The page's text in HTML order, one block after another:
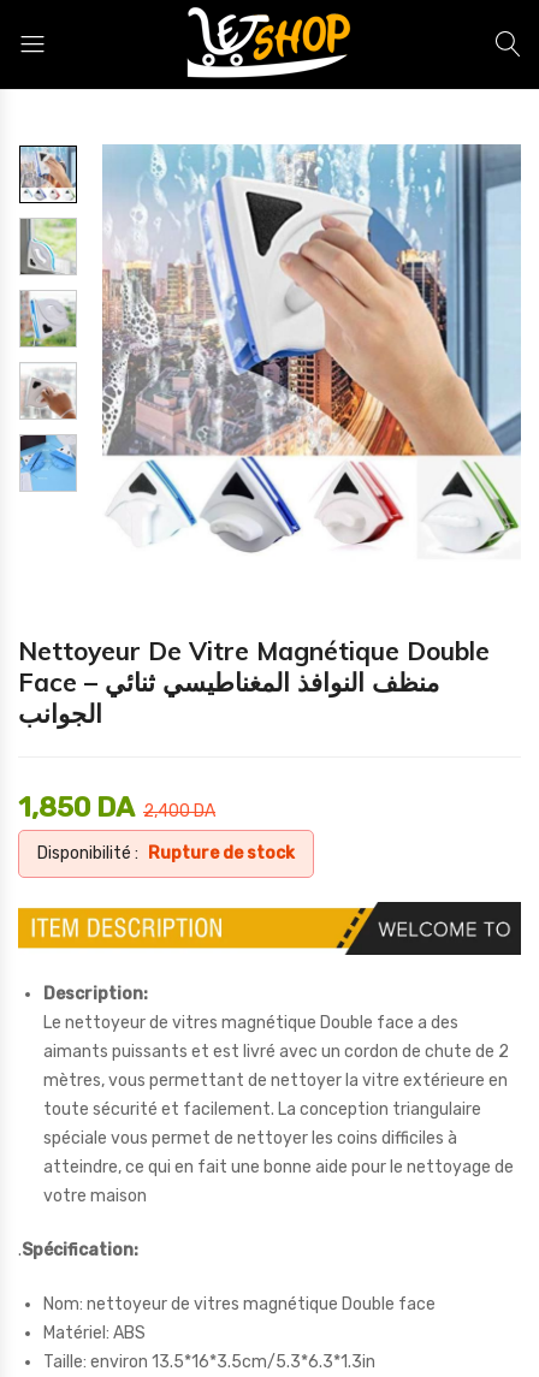
Nettoyeur De Vitre Magnétique Double
Face – منظف ​​النوافذ المغناطيسي ثنائي
الجوانب
2,400DA
1,850 DA
Disponibilité : Rupture de stock
Description:
Le nettoyeur de vitres magnétique Double face a des
aimants puissants et est livré avec un cordon de chute de 2
mètres, vous permettant de nettoyer la vitre extérieure en
toute sécurité et facilement. La conception triangulaire
spéciale vous permet de nettoyer les coins difficiles à
atteindre, ce qui en fait une bonne aide pour le nettoyage de
votre maison
.Spécification:
Nom: nettoyeur de vitres magnétique Double face
Matériel: ABS
Taille: environ 13.5*16*3.5cm/5.3*6.3*1.3in